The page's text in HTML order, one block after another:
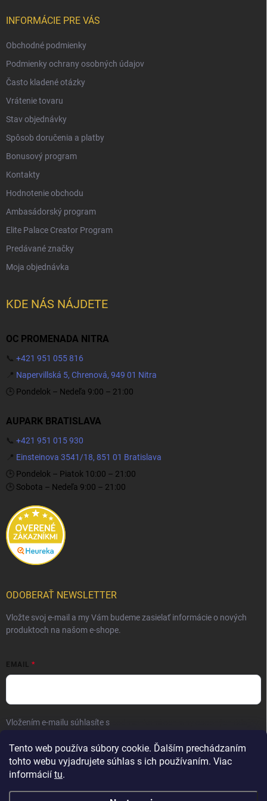
Tento web používa súbory cookie. Ďalším prechádzaním
tohto webu vyjadrujete súhlas s ich používaním. Viac
informácií tu.
INFORMÁCIE PRE VÁS
Obchodné podmienky
Podmienky ochrany osobných údajov
Často kladené otázky
Vrátenie tovaru
Stav objednávky
Spôsob doručenia a platby
Bonusový program
Kontakty
Hodnotenie obchodu
Ambasádorský program
Elite Palace Creator Program
Predávané značky
Moja objednávka
KDE NÁS NÁJDETE
OC PROMENADA NITRA
📞 +421 951 055 816
📍 Napervillská 5, Chrenová, 949 01 Nitra
🕒 Pondelok – Nedeľa 9:00 – 21:00
AUPARK BRATISLAVA
📞 +421 951 015 930
📍 Einsteinova 3541/18, 851 01 Bratislava
🕒 Pondelok – Piatok 10:00 – 21:00
🕒 Sobota – Nedeľa 9:00 – 21:00
ODOBERAŤ NEWSLETTER
Vložte svoj e-mail a my Vám budeme zasielať informácie o nových
produktoch na našom e-shope.
EMAIL
Vložením e-mailu súhlasíte s
Prihlásiť sa